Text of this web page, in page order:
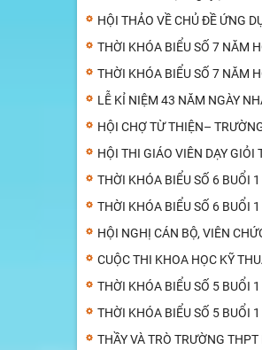
HỘI THẢO VỀ CHỦ ĐỀ ỨNG
THỜI KHÓA BIỂU SỐ 7 NĂM
THỜI KHÓA BIỂU SỐ 7 NĂM
LỄ KỈ NIỆM 43 NĂM NGÀY
HỘI CHỢ TỪ THIỆN–
HỘI THI GIÁO VIÊN DẠY
THỜI KHÓA BIỂU SỐ 6 BUỔI
THỜI KHÓA BIỂU SỐ 6 BUỔI
HỘI NGHỊ CÁN BỘ, VIÊN
CUỘC THI KHOA HỌC KỸ
THỜI KHÓA BIỂU SỐ 5 BUỔI
THỜI KHÓA BIỂU SỐ 5 BUỔI
THẦY VÀ TRÒ TRƯỜNG